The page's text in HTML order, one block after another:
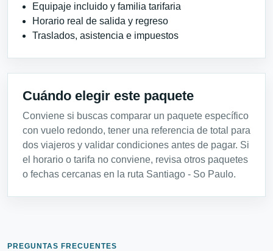
Equipaje incluido y familia tarifaria
Horario real de salida y regreso
Traslados, asistencia e impuestos
Cuándo elegir este paquete
Conviene si buscas comparar un paquete específico
con vuelo redondo, tener una referencia de total para
dos viajeros y validar condiciones antes de pagar. Si
el horario o tarifa no conviene, revisa otros paquetes
o fechas cercanas en la ruta Santiago - So Paulo.
PREGUNTAS FRECUENTES